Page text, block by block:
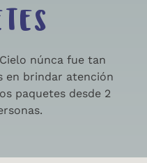
núnca fue tan
en brindar atención
paquetes desde 2